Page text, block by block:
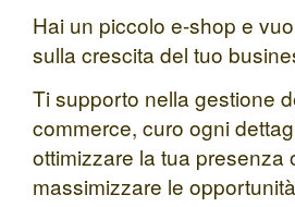
Hai un piccolo e-shop e
sulla crescita del tuo
Ti supporto nella gestione
commerce, curo ogni
ottimizzare la tua presenza
massimizzare le